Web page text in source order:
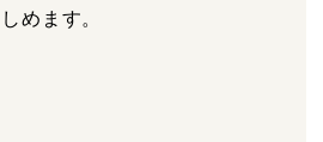
めます。